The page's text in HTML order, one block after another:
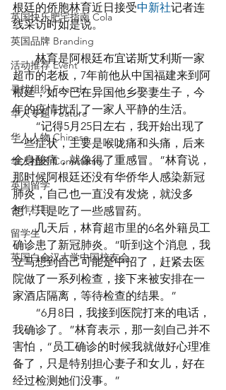
英国快乐肥宅指南 Cola
英国品牌 Branding
活动推荐 Event
寻找组织 Friends
华人专题 Feature
华人人物 Chinese
华人社区 Community
英国留学
合作栏目
留学生
英国白金汉大学中国校友会
根廷的侨胞林育近日接受中新社记者连
线采访时如是说。
林育是阿根廷布宜诺斯艾利斯一家
超市的老板，7年前他从中国福建来到阿
根廷，如今已在异国他乡娶妻生子，今
年的疫情扰乱了一家人平静的生活。
“记得5月25日左右，我开始出现了
一些症状，主要是喉咙痛和头痛，后来
全身酸痛，就像得了重感冒。”林育说，
那时候阿根廷还没有华侨华人感染新冠
肺炎，自己也一直没有发烧，就没多
想，只是吃了一些感冒药。
几天后，林育超市里的6名外籍员工
确诊患了新冠肺炎。“听到这个消息，我
立马想到自己可能是中招了，赶紧去医
院做了一系列检查，接下来被安排在一
家酒店隔离，等待检查的结果。”
“6月8日，我接到医院打来的电话，
我确诊了。”林育表示，那一刻自己并不
害怕，“员工确诊的时候我就做好心理准
备了，只是特别担心妻子和女儿，好在
经过检测她们没事。”